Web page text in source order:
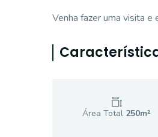
Venha fazer uma visita e
Área Total 250m²